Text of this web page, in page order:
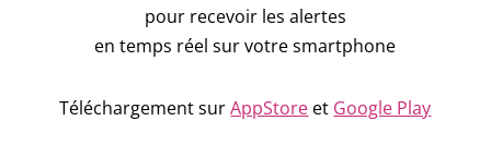
pour recevoir les alertes
en temps réel sur votre smartphone
Téléchargement surAppStore et Google Play